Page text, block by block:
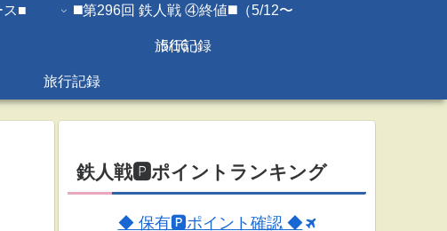
ス■ ◼️第296回 鉄人戦 ④終値◼️（5/12〜
5/16 ）
旅行記録
旅行記録
鉄人戦🅿ポイントランキング
◆ 保有🅿ポイント確認 ◆